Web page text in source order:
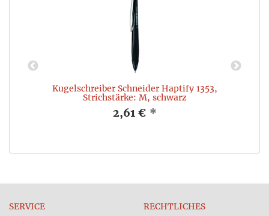
Kugelschreiber Schneider Haptify 1353,
Strichstärke: M, schwarz
2,61 € *
SERVICE RECHTLICHES